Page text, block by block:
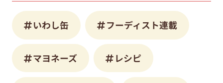
いわし缶 フーディスト連載
マヨネーズ レシピ